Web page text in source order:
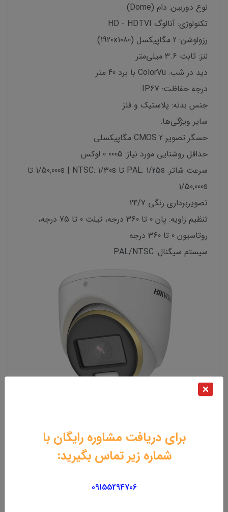
برای دریافت مشاوره رایگان با
شماره زیر تماس بگیرید:
09155294706
نوع دوربین: دام (Dome)
تکنولوژی: آنالوگ HD - HDTVI
رزولوشن: 2 مگاپیکسل (1920x1080)
لنز: ثابت 3.6 میلی‌متر
دید در شب: ColorVu با برد 40 متر
درجه حفاظت: IP67
جنس بدنه: پلاستیک و فلز
سایر ویژگی‌ها:
حسگر تصویر CMOS 2 مگاپیکسلی
حداقل روشنایی مورد نیاز: 0.0005 لوکس
سرعت شاتر: PAL: 1/25s تا 1/50,000s | NTSC: 1/30s تا
1/50,000s
تصویربرداری رنگی 24/7
تنظیم زاویه: پان 0 تا 360 درجه، تیلت 0 تا 75 درجه،
روتاسیون 0 تا 360 درجه
سیستم سیگنال: PAL/NTSC
این دوربین برای کاربردهای مختلفی مانند: